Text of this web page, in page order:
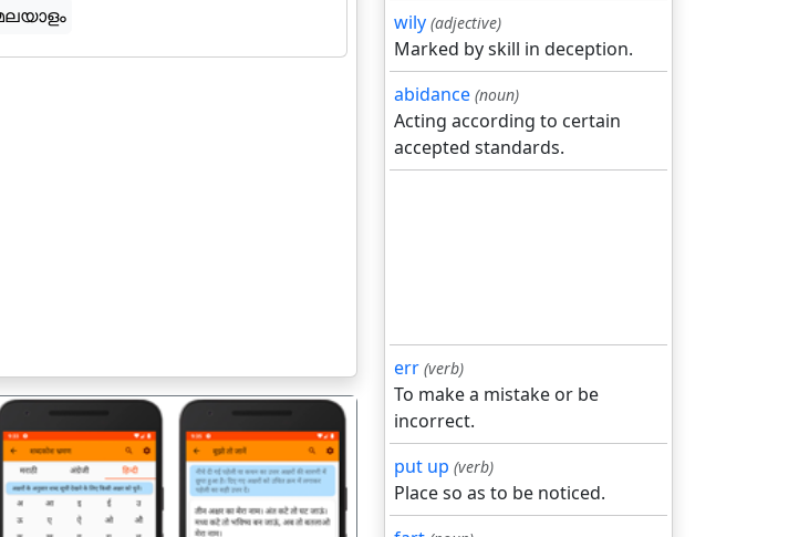
wily (adjective)
Marked by skill in deception.
abidance (noun)
Acting according to certain
accepted standards.
err (verb)
To make a mistake or be
incorrect.
put up (verb)
Place so as to be noticed.